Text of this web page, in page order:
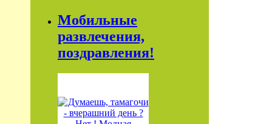
Мобильные
развлечения,
поздравления!